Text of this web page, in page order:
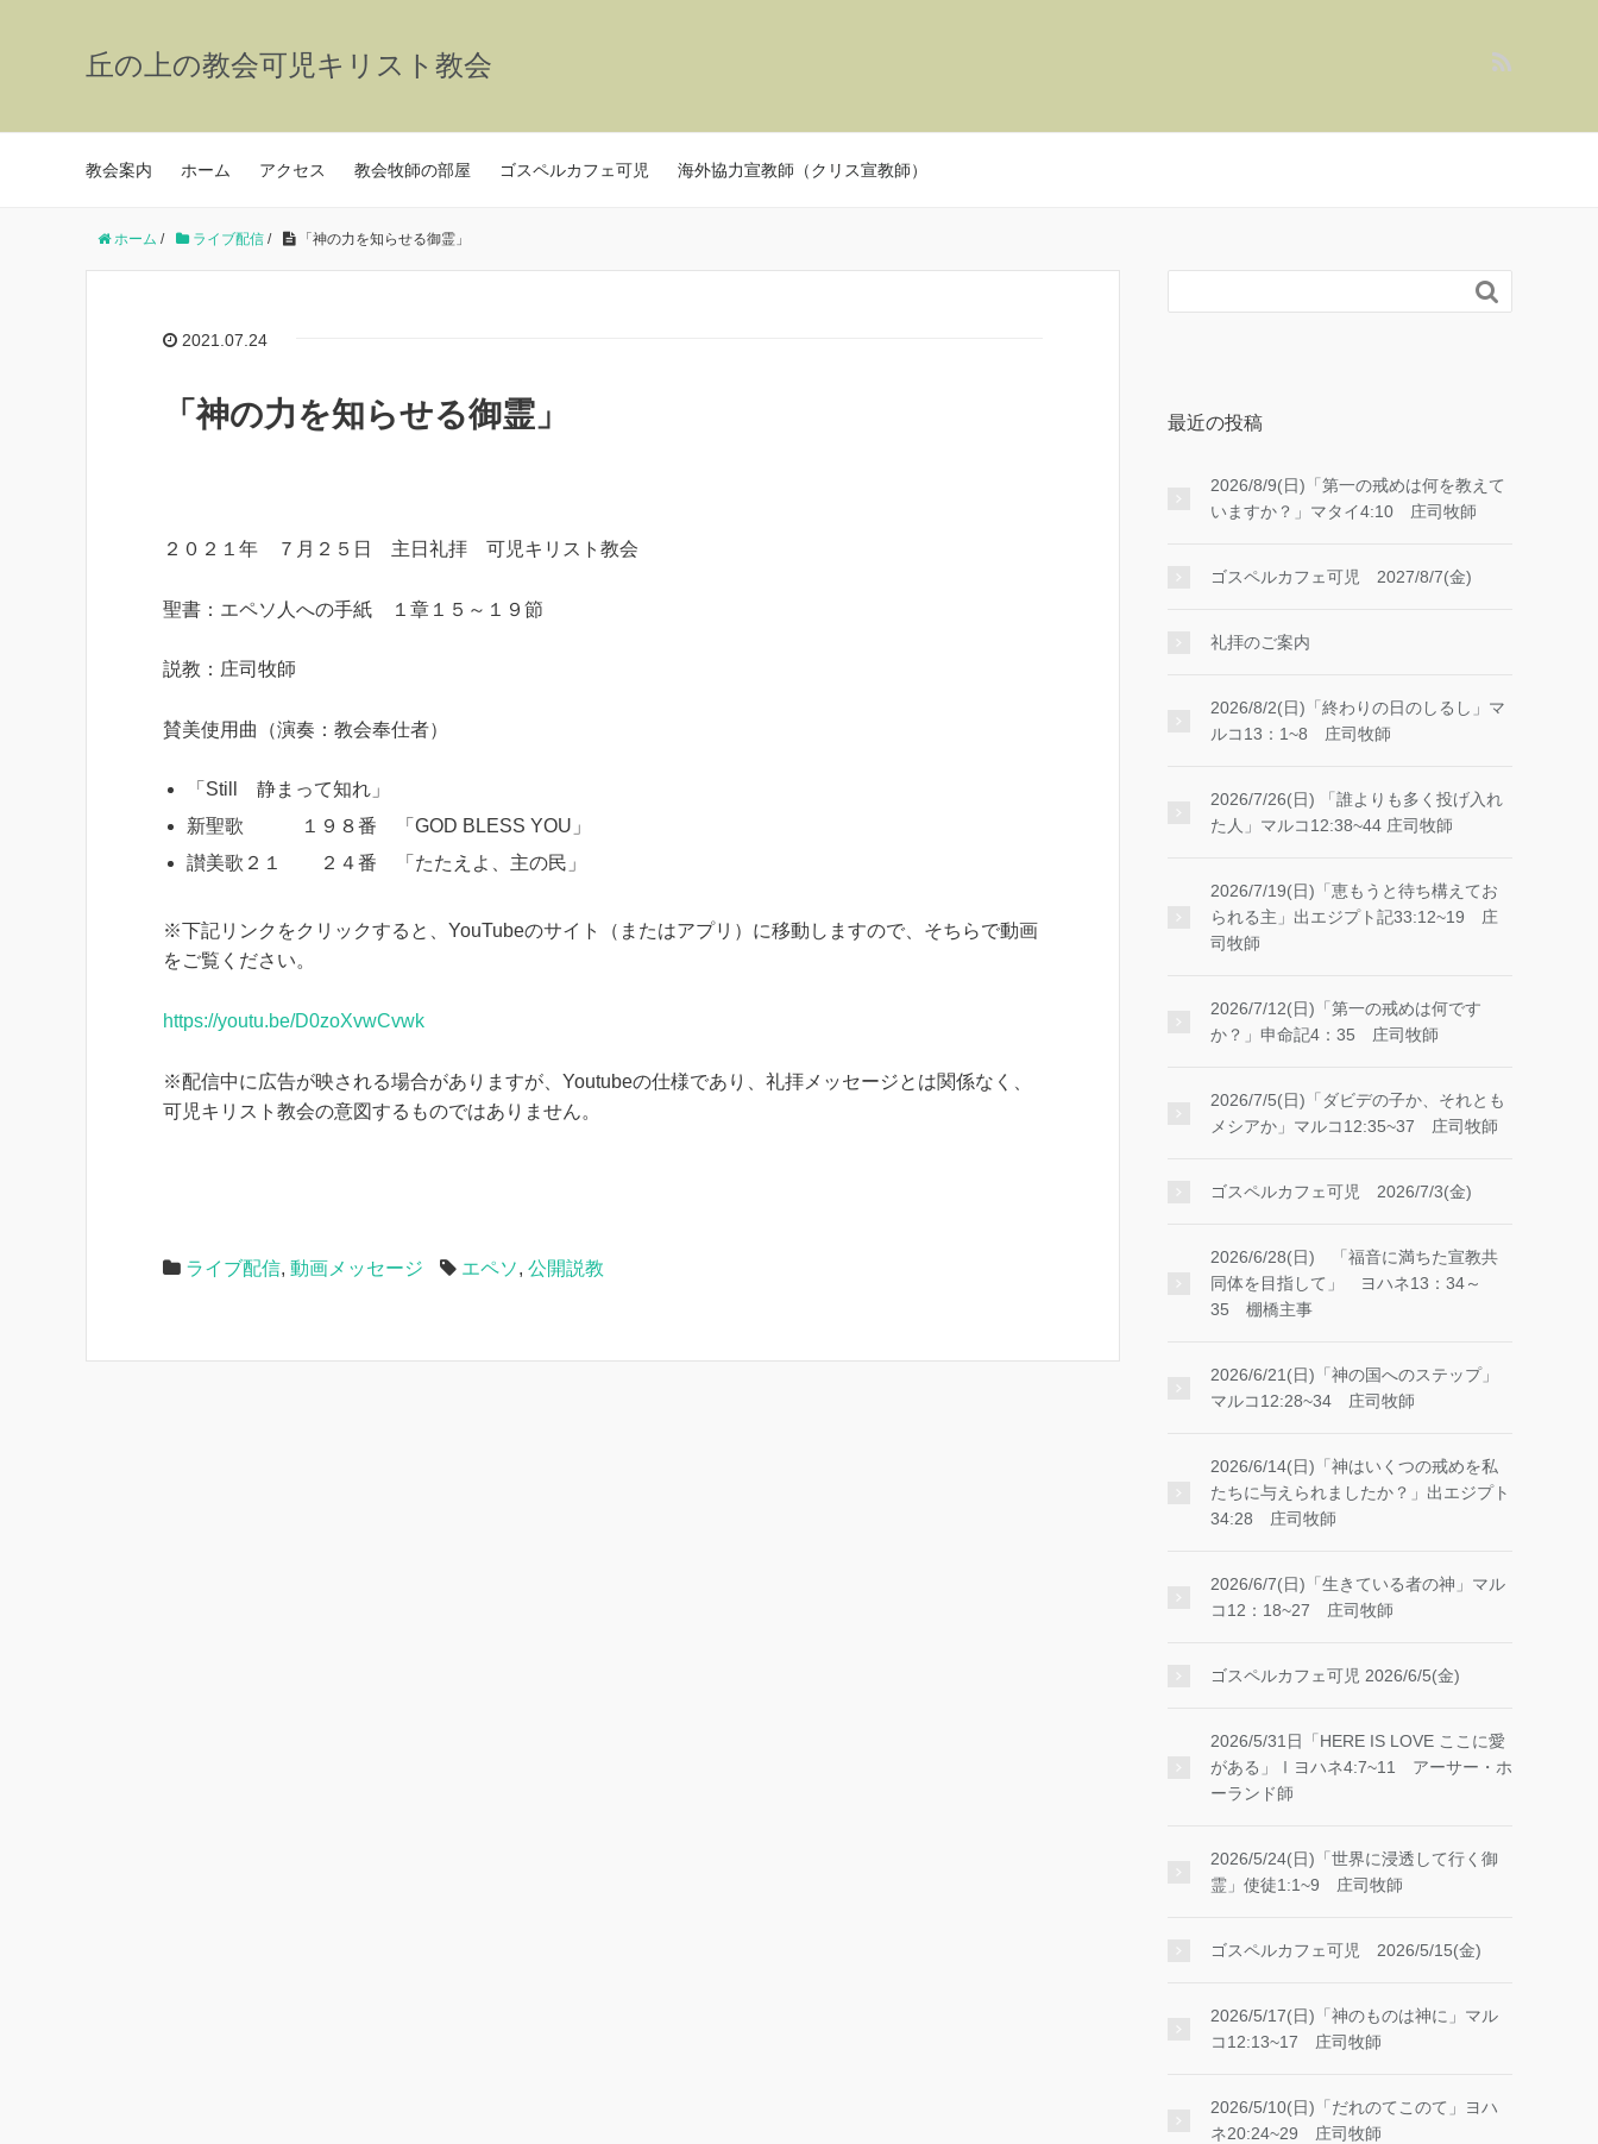
丘の上の教会可児キリスト教会
教会案内 ホーム アクセス 教会牧師の部屋 ゴスペルカフェ可児 海外協力宣教師（クリス宣教師）
ホーム / ライブ配信 / 「神の力を知らせる御霊」
2021.07.24
「神の力を知らせる御霊」
２０２１年 ７月２５日 主日礼拝 可児キリスト教会
聖書：エペソ人への手紙 １章１５～１９節
説教：庄司牧師
賛美使用曲（演奏：教会奉仕者）
「Still 静まって知れ」
新聖歌 １９８番 「GOD BLESS YOU」
讃美歌２１ ２４番 「たたえよ、主の民」
※下記リンクをクリックすると、YouTubeのサイト（またはアプリ）に移動しますので、そちらで動画
をご覧ください。
https://youtu.be/D0zoXvwCvwk
※配信中に広告が映される場合がありますが、Youtubeの仕様であり、礼拝メッセージとは関係なく、
可児キリスト教会の意図するものではありません。
ライブ配信, 動画メッセージ エペソ, 公開説教

最近の投稿
2026/8/9(日)「第一の戒めは何を教えて
いますか？」マタイ4:10 庄司牧師
ゴスペルカフェ可児 2027/8/7(金)
礼拝のご案内
2026/8/2(日)「終わりの日のしるし」マ
ルコ13：1~8 庄司牧師
2026/7/26(日) 「誰よりも多く投げ入れ
た人」マルコ12:38~44 庄司牧師
2026/7/19(日)「恵もうと待ち構えてお
られる主」出エジプト記33:12~19 庄
司牧師
2026/7/12(日)「第一の戒めは何です
か？」申命記4：35 庄司牧師
2026/7/5(日)「ダビデの子か、それとも
メシアか」マルコ12:35~37 庄司牧師
ゴスペルカフェ可児 2026/7/3(金)
2026/6/28(日) 「福音に満ちた宣教共
同体を目指して」 ヨハネ13：34～
35 棚橋主事
2026/6/21(日)「神の国へのステップ」
マルコ12:28~34 庄司牧師
2026/6/14(日)「神はいくつの戒めを私
たちに与えられましたか？」出エジプト
34:28 庄司牧師
2026/6/7(日)「生きている者の神」マル
コ12：18~27 庄司牧師
ゴスペルカフェ可児 2026/6/5(金)
2026/5/31日「HERE IS LOVE ここに愛
がある」Ⅰヨハネ4:7~11 アーサー・ホ
ーランド師
2026/5/24(日)「世界に浸透して行く御
霊」使徒1:1~9 庄司牧師
ゴスペルカフェ可児 2026/5/15(金)
2026/5/17(日)「神のものは神に」マル
コ12:13~17 庄司牧師
2026/5/10(日)「だれのてこのて」ヨハ
ネ20:24~29 庄司牧師